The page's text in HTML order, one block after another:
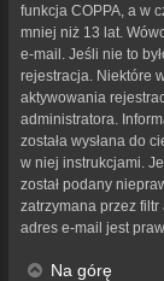
funkcja COPPA, a w
mniej niż 13 lat.
e-mail. Jeśli nie to
rejestracja. Niektóre
aktywowania
administratora.
została wysłana do
w niej instrukcjami.
został podany
zatrzymana przez
adres e-mail jest
Na górę